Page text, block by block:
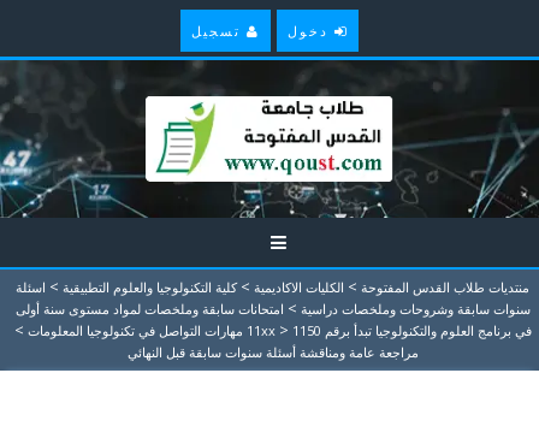
دخول تسجيل
منتديات طلاب القدس المفتوحة > الكليات الاكاديمية > كلية التكنولوجيا والعلوم التطبيقية > اسئلة
سنوات سابقة وشروحات وملخصات دراسية > امتحانات سابقة وملخصات لمواد مستوى سنة أولى
في برنامج العلوم والتكنولوجيا تبدأ برقم 11xx
> 1150 مهارات التواصل في تكنولوجيا المعلومات >
مراجعة عامة ومناقشة أسئلة سنوات سابقة قبل النهائي